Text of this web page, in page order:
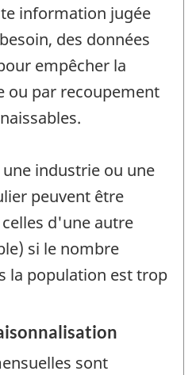
information jugée
des données
empêcher la
ou par recoupement
industrie ou une
peuvent être
d'une autre
si le nombre
la population est trop
sont